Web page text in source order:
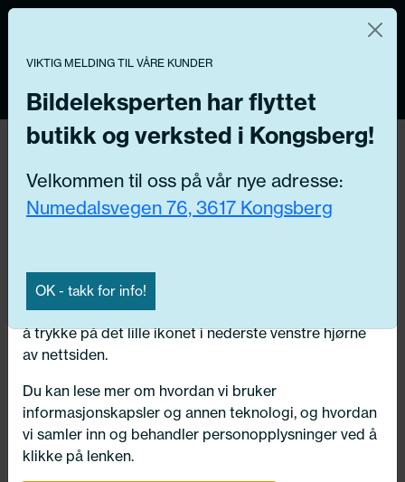
Tilbake
Vi og våre forretningspartnere bruker teknologier,
inkludert informasjonskapsler/«cookies» til å samle
informasjon om deg for forskjellige formål, inkludert:
Funksjonelle, Statistiske, Markedsføring
Ved å trykke «Godta» gir du din tillatelse til alle disse
formålene. Du kan også velge formålet du vil
innstillingene».
Du kan trekke tilbake samtykket ditt til enhver tid ved
å trykke på det lille ikonet i nederste venstre hjørne
av nettsiden.
Du kan lese mer om hvordan vi bruker
informasjonskapsler og annen teknologi, og hvordan
vi samler inn og behandler personopplysninger ved å
klikke på lenken.
VIKTIG MELDING TIL VÅRE KUNDER
Bildeleksperten har flyttet
butikk og verksted i Kongsberg!
Velkommen til oss på vår nye adresse:
Numedalsvegen 76, 3617 Kongsberg
OK - takk for info!